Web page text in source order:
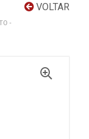
VOLTAR
-